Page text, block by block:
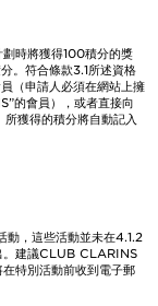
時將獲得100積分的獎
。符合條款3.1所述資格
（申請人必須在網站上擁
的會員），或者直接向
獲得的積分將自動記入
，這些活動並未在4.1.2
。建議CLUB CLARINS
特別活動前收到電子郵